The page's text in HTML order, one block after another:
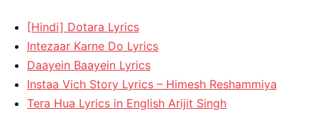
[Hindi] Dotara Lyrics
Intezaar Karne Do Lyrics
Daayein Baayein Lyrics
Instaa Vich Story Lyrics – Himesh Reshammiya
Tera Hua Lyrics in English Arijit Singh